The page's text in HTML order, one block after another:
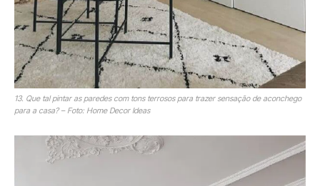
13. Que tal pintar as paredes com tons terrosos para trazer sensação de aconchego
para a casa? – Foto: Home Decor Ideas